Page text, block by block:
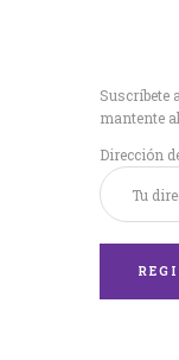
Suscríbete
mantente
Dirección